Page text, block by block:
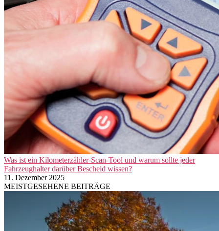
Was ist ein Kilometerzähler-Scan-Tool und warum sollte jeder
Fahrzeughalter darüber Bescheid wissen?
11. Dezember 2025
MEISTGESEHENE BEITRÄGE